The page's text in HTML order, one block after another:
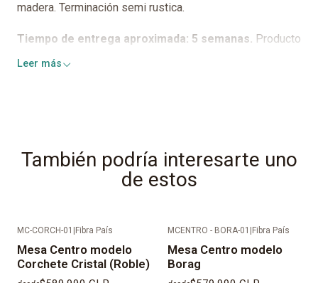
madera. Terminación semi rustica.
Tiempo de entrega aproximada: 5 semanas. Producto
se entrega en entrada de domicilio o
Leer más
También podría interesarte uno
de estos
MC-CORCH-01 Fibra País
Mesa Centro modelo
Corchete Cristal (Roble)
MCENTRO - BORA-01 Fibra País
Mesa Centro modelo
Borag